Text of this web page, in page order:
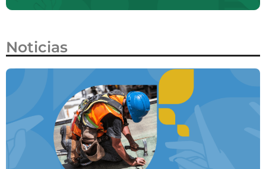
Noticias